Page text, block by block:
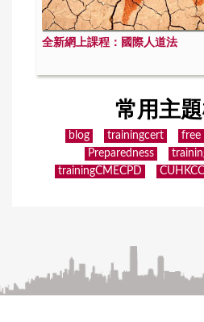
全新網上課程：國際人道法
常用主
blog trainingcert free
Preparedness
trainingCMECPD